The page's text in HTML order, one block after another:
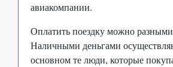
авиакомпании.
Оплатить поездку можно
Наличными деньгами
основном те люди, которые